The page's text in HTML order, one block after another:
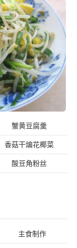
蟹黄豆腐羹
香菇干煸花椰菜
酸豆角粉丝
主食制作